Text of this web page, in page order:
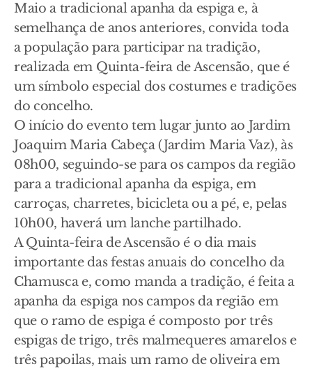
Maio a tradicional apanha da espiga e, à
semelhança de anos anteriores, convida toda
a população para participar na tradição,
realizada em Quinta-feira de Ascensão, que é
um símbolo especial dos costumes e tradições
do concelho.
O início do evento tem lugar junto ao Jardim
Joaquim Maria Cabeça (Jardim Maria Vaz), às
08h00, seguindo-se para os campos da região
para a tradicional apanha da espiga, em
carroças, charretes, bicicleta ou a pé, e, pelas
10h00, haverá um lanche partilhado.
A Quinta-feira de Ascensão é o dia mais
importante das festas anuais do concelho da
Chamusca e, como manda a tradição, é feita a
apanha da espiga nos campos da região em
que o ramo de espiga é composto por três
espigas de trigo, três malmequeres amarelos e
três papoilas, mais um ramo de oliveira em